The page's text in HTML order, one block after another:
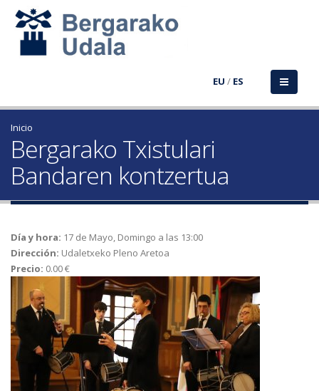
EU / ES
Inicio
Bergarako Txistulari
Bandaren kontzertua
Día y hora: 17 de Mayo, Domingo a las 13:00
Dirección: Udaletxeko Pleno Aretoa
Precio: 0.00 €